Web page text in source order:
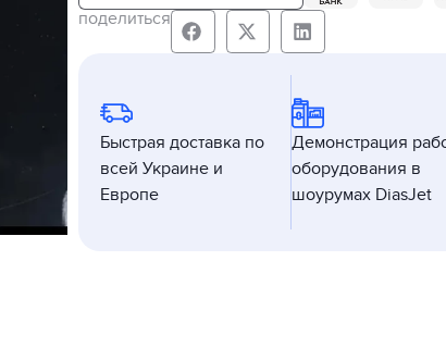
поделиться
Быстрая доставка по
всей Украине и
Европе
Демонстрация
оборудования в
шоурумах DiasJet